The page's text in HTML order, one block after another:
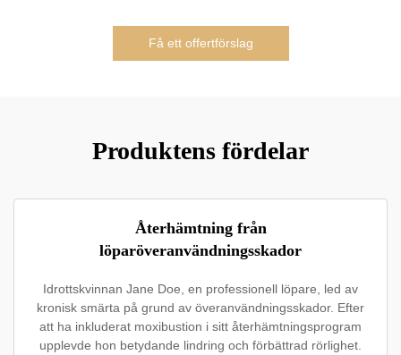
Få ett offertförslag
Produktens fördelar
Återhämtning från
löparöveranvändningsskador
Idrottskvinnan Jane Doe, en professionell löpare, led av
kronisk smärta på grund av överanvändningsskador. Efter
att ha inkluderat moxibustion i sitt återhämtningsprogram
upplevde hon betydande lindring och förbättrad rörlighet.